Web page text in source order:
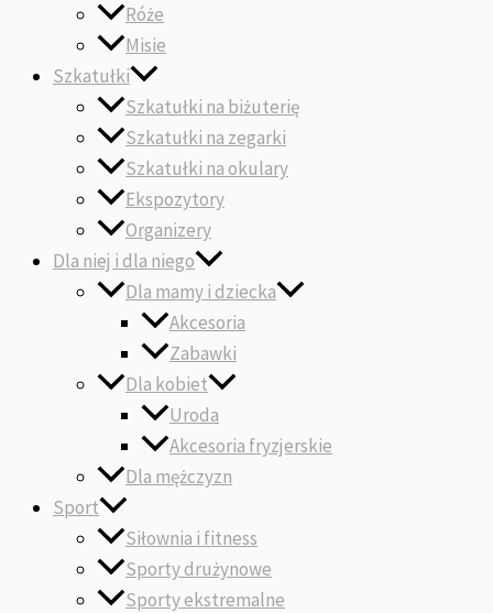
Róże
Misie
Szkatułki
Szkatułki na biżuterię
Szkatułki na zegarki
Szkatułki na okulary
Ekspozytory
Organizery
Dla niej i dla niego
Dla mamy i dziecka
Akcesoria
Zabawki
Dla kobiet
Uroda
Akcesoria fryzjerskie
Dla mężczyzn
Sport
Siłownia i fitness
Sporty drużynowe
Sporty ekstremalne